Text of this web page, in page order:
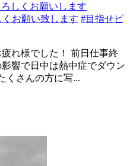
しくお願いします
お願い致します #目指せピ
れ様でした！ 前日仕事終
響で日中は熱中症でダウン
くさんの方に写...